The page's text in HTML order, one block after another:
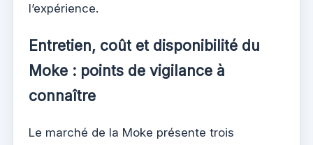
l’expérience.
Entretien, coût et disponibilité du
Moke : points de vigilance à
connaître
Le marché de la Moke présente trois